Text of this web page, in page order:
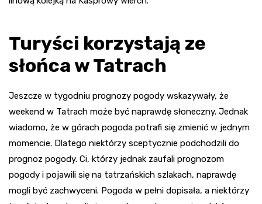
Turyści korzystają ze
słońca w Tatrach
Jeszcze w tygodniu prognozy pogody wskazywały, że
weekend w Tatrach może być naprawdę słoneczny. Jednak
wiadomo, że w górach pogoda potrafi się zmienić w jednym
momencie. Dlatego niektórzy sceptycznie podchodzili do
prognoz pogody. Ci, którzy jednak zaufali prognozom
pogody i pojawili się na tatrzańskich szlakach, naprawdę
mogli być zachwyceni. Pogoda w pełni dopisała, a niektórzy